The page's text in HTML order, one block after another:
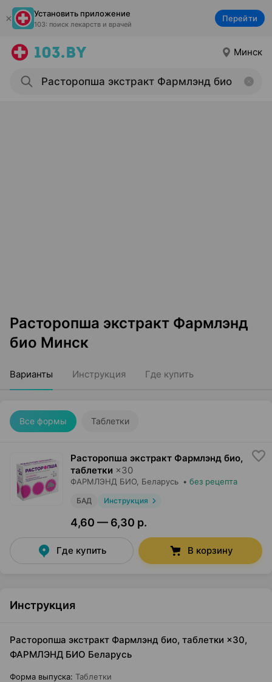
Установить приложение
103: поиск лекарств и врачей
Перейти
Минск
Расторопша экстракт Фармлэнд
био Минск
Варианты Инструкция Где купить
Все формы Таблетки
Расторопша экстракт Фармлэнд био,
таблетки ×30
ФАРМЛЭНД БИО , Беларусь • без рецепта
БАД Инструкция
4,60 — 6,30 р.
Где купить В корзину
Инструкция
Расторопша экстракт Фармлэнд био, таблетки ×30,
ФАРМЛЭНД БИО Беларусь
Форма выпуска: Таблетки